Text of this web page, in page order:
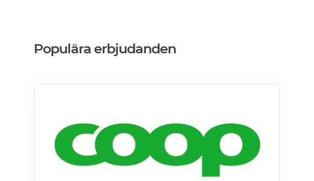
Populära erbjudanden